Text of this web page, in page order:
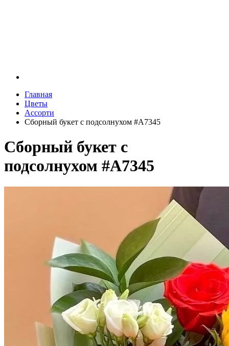
Главная
Цветы
Ассорти
Сборный букет с подсолнухом #A7345
Сборный букет с
подсолнухом #A7345